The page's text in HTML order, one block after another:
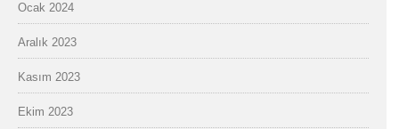
Ocak 2024
Aralık 2023
Kasım 2023
Ekim 2023